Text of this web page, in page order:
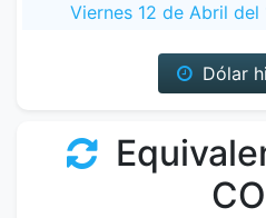
Viernes 12 de Abril del
Dólar